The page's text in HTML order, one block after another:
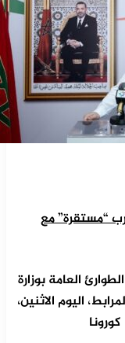
“مستقرة” مع
العامة بوزارة
اليوم الاثنين،